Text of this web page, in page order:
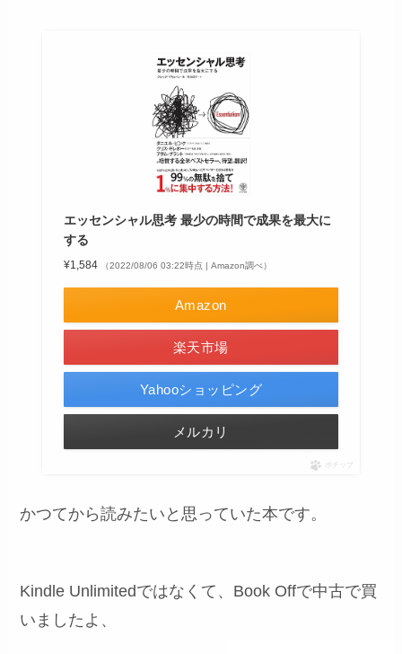
エッセンシャル思考 最少の時間で成果を最大に
する
¥1,584 （2022/08/06 03:22時点 | Amazon調べ）
Amazon
楽天市場
Yahooショッピング
メルカリ
ポチップ
かつてから読みたいと思っていた本です。
Kindle Unlimitedではなくて、Book Offで中古で買
いましたよ、